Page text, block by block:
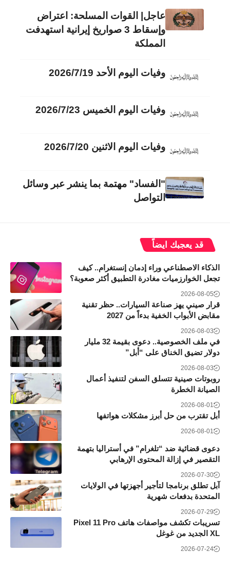
عاجل| القوات المسلحة: اعتراض
وإسقاط 3 صواريخ إيرانية استهدفت
المملكة
وفيات اليوم الأحد 2026/7/19
وفيات اليوم الخميس 2026/7/23
وفيات اليوم الاثنين 2026/7/20
"الفساد" مهتمة بما ينشر عبر وسائل
التواصل
قد يعجبك ايضاً
الذكاء الاصطناعي وراء إدمان إنستغرام.. كيف
تجعل الخوارزميات مغادرة التطبيق أكثر صعوبة؟
2026-08-05
قرار صيني يهز صناعة السيارات.. حظر تقنية
مقابض الأبواب الخفية بدءاً من 2027
2026-08-03
في ملف الخصوصية.. دعوى بقيمة 32 مليار
دولار تضيق الخناق على “أبل”
2026-08-03
روبوتات صينية تتسلق السفن لتنفيذ أعمال
الصيانة الخطرة
2026-08-01
أبل تقترب من حل أبرز مشكلات هواتفها
2026-08-01
دعوى قضائية ضد “تلغرام” في أستراليا بتهمة
التقصير في إزالة المحتوى الإرهابي
2026-07-30
آبل تطلق برنامجا لتأجير أجهزتها في الولايات
المتحدة بدفعات شهرية
2026-07-29
تسريبات تكشف مواصفات هاتف Pixel 11 Pro
XL الجديد من غوغل
2026-07-24